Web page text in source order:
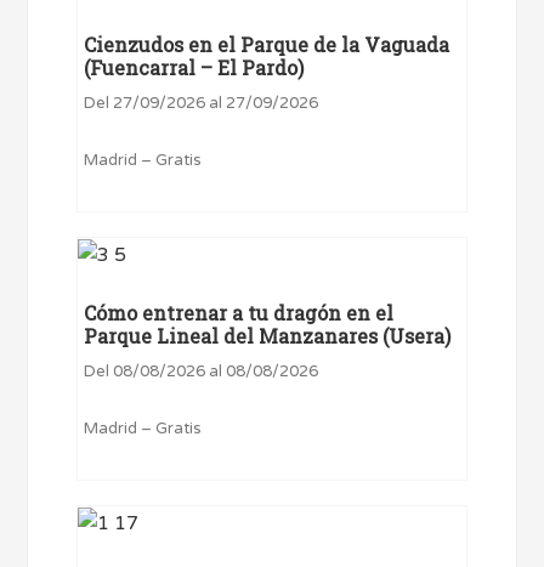
Cienzudos en el Parque de la Vaguada
(Fuencarral – El Pardo)
Del 27/09/2026 al 27/09/2026
Madrid – Gratis
Cómo entrenar a tu dragón en el
Parque Lineal del Manzanares (Usera)
Del 08/08/2026 al 08/08/2026
Madrid – Gratis